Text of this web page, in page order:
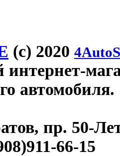
(c) 2020
интернет-
автомобиля.
пр. 50-
66-15